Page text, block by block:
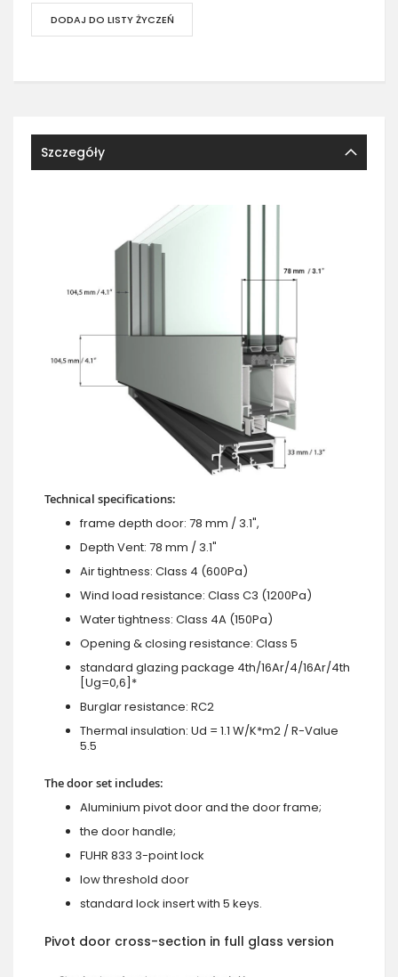
DODAJ DO LISTY ŻYCZEŃ
Szczegóły